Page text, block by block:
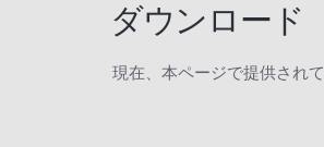
ダウンロード
現在、本ページで提供され